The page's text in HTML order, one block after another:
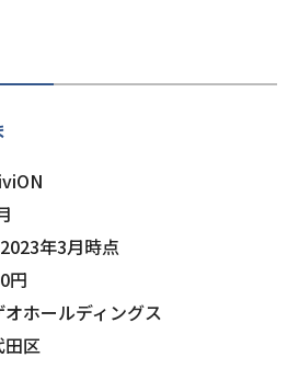
年3月時点
円
ールディングス
区